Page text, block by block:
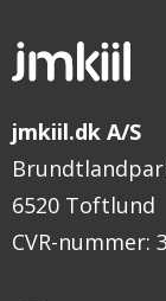
jmkiil.dk A/S
6520 Toftlund
CVR-nummer: